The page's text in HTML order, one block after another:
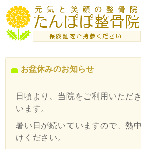
お盆休みのお知らせ
日頃より、当院をご利用いただ
います。
暑い日が続いていますので、熱
けください。